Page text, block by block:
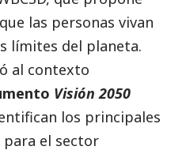
las personas vivan
límites del planeta.
al contexto
Visión 2050
los principales
el sector